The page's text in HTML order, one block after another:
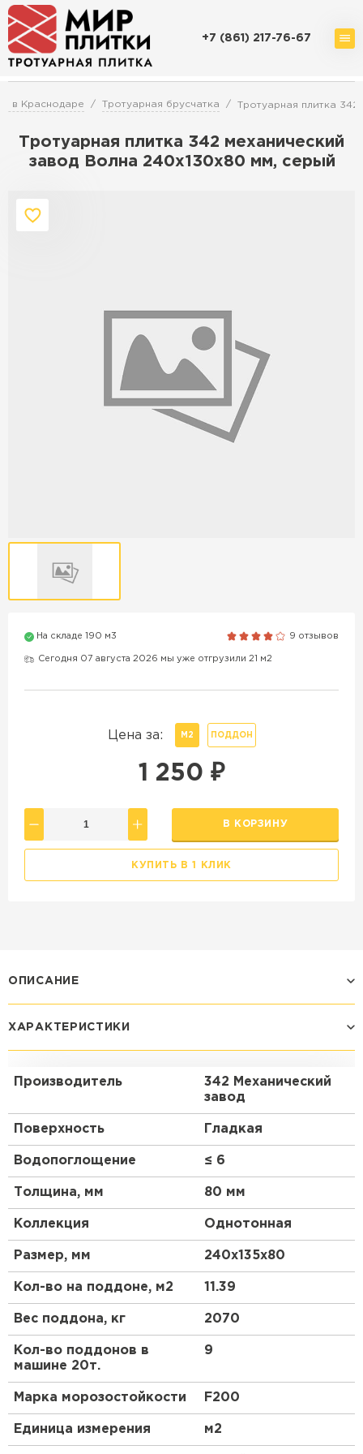
+7 (861) 217-76-67
в Краснодаре Тротуарная брусчатка Тротуарная плитка
Тротуарная плитка 342 механический
завод Волна 240х130х80 мм, серый
На складе 190 м3 9 отзывов
Сегодня 07 августа 2026 мы уже отгрузили 21 м2
Цена за: М2 ПОДДОН
1 250 ₽
В КОРЗИНУ
КУПИТЬ В 1 КЛИК
ОПИСАНИЕ
ХАРАКТЕРИСТИКИ
Производитель
342 Механический
завод
Поверхность Гладкая
Водопоглощение ≤ 6
Толщина, мм 80 мм
Коллекция Однотонная
Размер, мм 240х135х80
Кол-во на поддоне, м2 11.39
Вес поддона, кг 2070
Кол-во поддонов в
машине 20т.
9
Марка морозостойкости F200
Единица измерения м2
Продажа бордюров в
Краснодаре
ПЕРЕЙТИ
ПОКАЗАТЬ БОЛЬШЕ
ВСЕ ПРОИЗВОДИТЕЛИ